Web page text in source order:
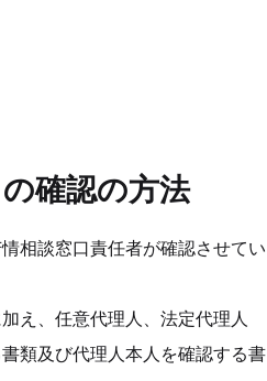
確認の方法
相談窓口責任者が確認させてい
え、任意代理人、法定代理人
類及び代理人本人を確認する書